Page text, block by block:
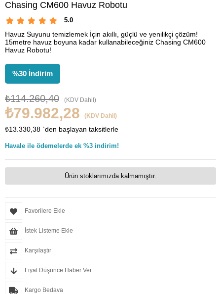
Chasing CM600 Havuz Robotu
5.0
Havuz Suyunu temizlemek İçin akıllı, güçlü ve yenilikçi çözüm!
15metre havuz boyuna kadar kullanabileceğiniz Chasing CM600
Havuz Robotu!
%30 İndirim
₺114.260,40 (KDV Dahil)
₺79.982,28 (KDV Dahil)
₺13.330,38 `den başlayan taksitlerle
Havale ile ödemelerde ek %3 indirim!
Ürün stoklarımızda kalmamıştır.
Favorilere Ekle
İstek Listeme Ekle
Karşılaştır
Fiyat Düşünce Haber Ver
Kargo Bedava